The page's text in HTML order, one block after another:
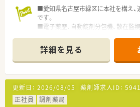
■愛知県名古屋市緑区に本社を構え
です。
■電子薬歴、自動錠剤分包機、散在監
■在宅の取扱もあり、幅広い調剤技術
ます。
■総合病院門前の薬局で、多くの処方
詳細を見る
更新日： 2026/08/05 薬剤師求人ID：
正社員
調剤薬局